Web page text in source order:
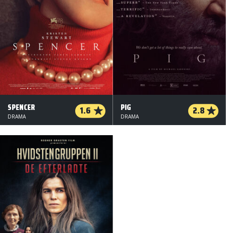
SPENCER 1.6
DRAMA
PIG 2.8
DRAMA